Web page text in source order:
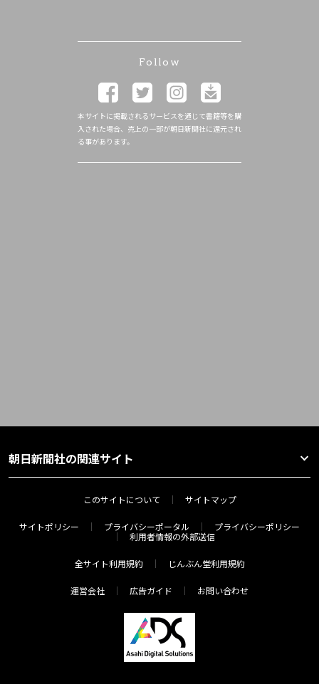
Follow
本サイトに掲載されるサービスを通じて書籍等を購
入された場合、売上の一部が朝日新聞社に還元され
る事があります。
朝日新聞社の関連サイト
このサイトについて サイトマップ
サイトポリシー プライバシーポータル
プライバシーポリシー
利用者情報の外部送信
全サイト利用規約 じんぶん堂利用規約
運営会社 広告ガイド お問い合わせ